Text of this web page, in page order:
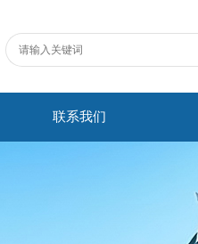
联系我们